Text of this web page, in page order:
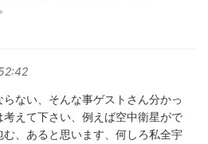
らない、そんな事ゲストさん分かっ
えて下さい、例えば空中衛星がで
、あると思います、何しろ私全宇